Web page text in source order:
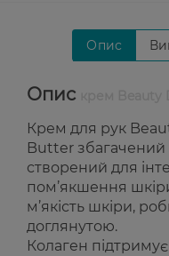
Опис
Опис
Крем для рук
Butter збагачений
створений для
пом’якшення
м’якість шкіри,
доглянутою.
Колаген